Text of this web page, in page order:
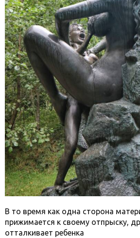
В то время как одна сторона
прижимается к своему отпрыску,
отталкивает ребенка